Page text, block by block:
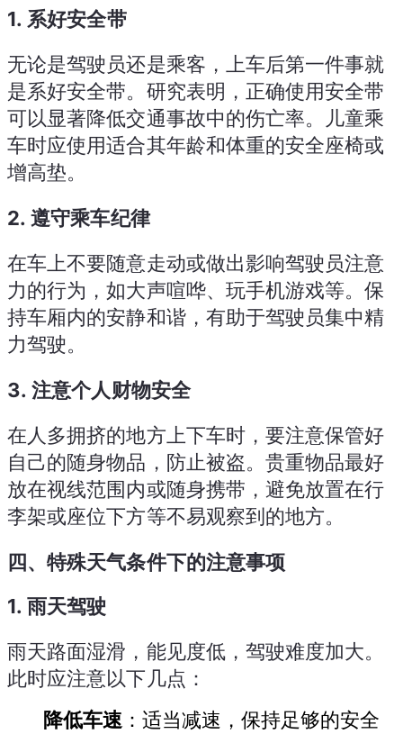
1. 系好安全带
无论是驾驶员还是乘客，上车后第一件事就
是系好安全带。研究表明，正确使用安全带
可以显著降低交通事故中的伤亡率。儿童乘
车时应使用适合其年龄和体重的安全座椅或
增高垫。
2.遵守乘车纪律
在车上不要随意走动或做出影响驾驶员注意
力的行为，如大声喧哗、玩手机游戏等。保
持车厢内的安静和谐，有助于驾驶员集中精
力驾驶。
3.注意个人财物安全
在人多拥挤的地方上下车时，要注意保管好
自己的随身物品，防止被盗。贵重物品最好
放在视线范围内或随身携带，避免放置在行
李架或座位下方等不易观察到的地方。
四、特殊天气条件下的注意事项
1.雨天驾驶
雨天路面湿滑，能见度低，驾驶难度加大。
此时应注意以下几点：
降低车速 ：适当减速，保持足够的安全